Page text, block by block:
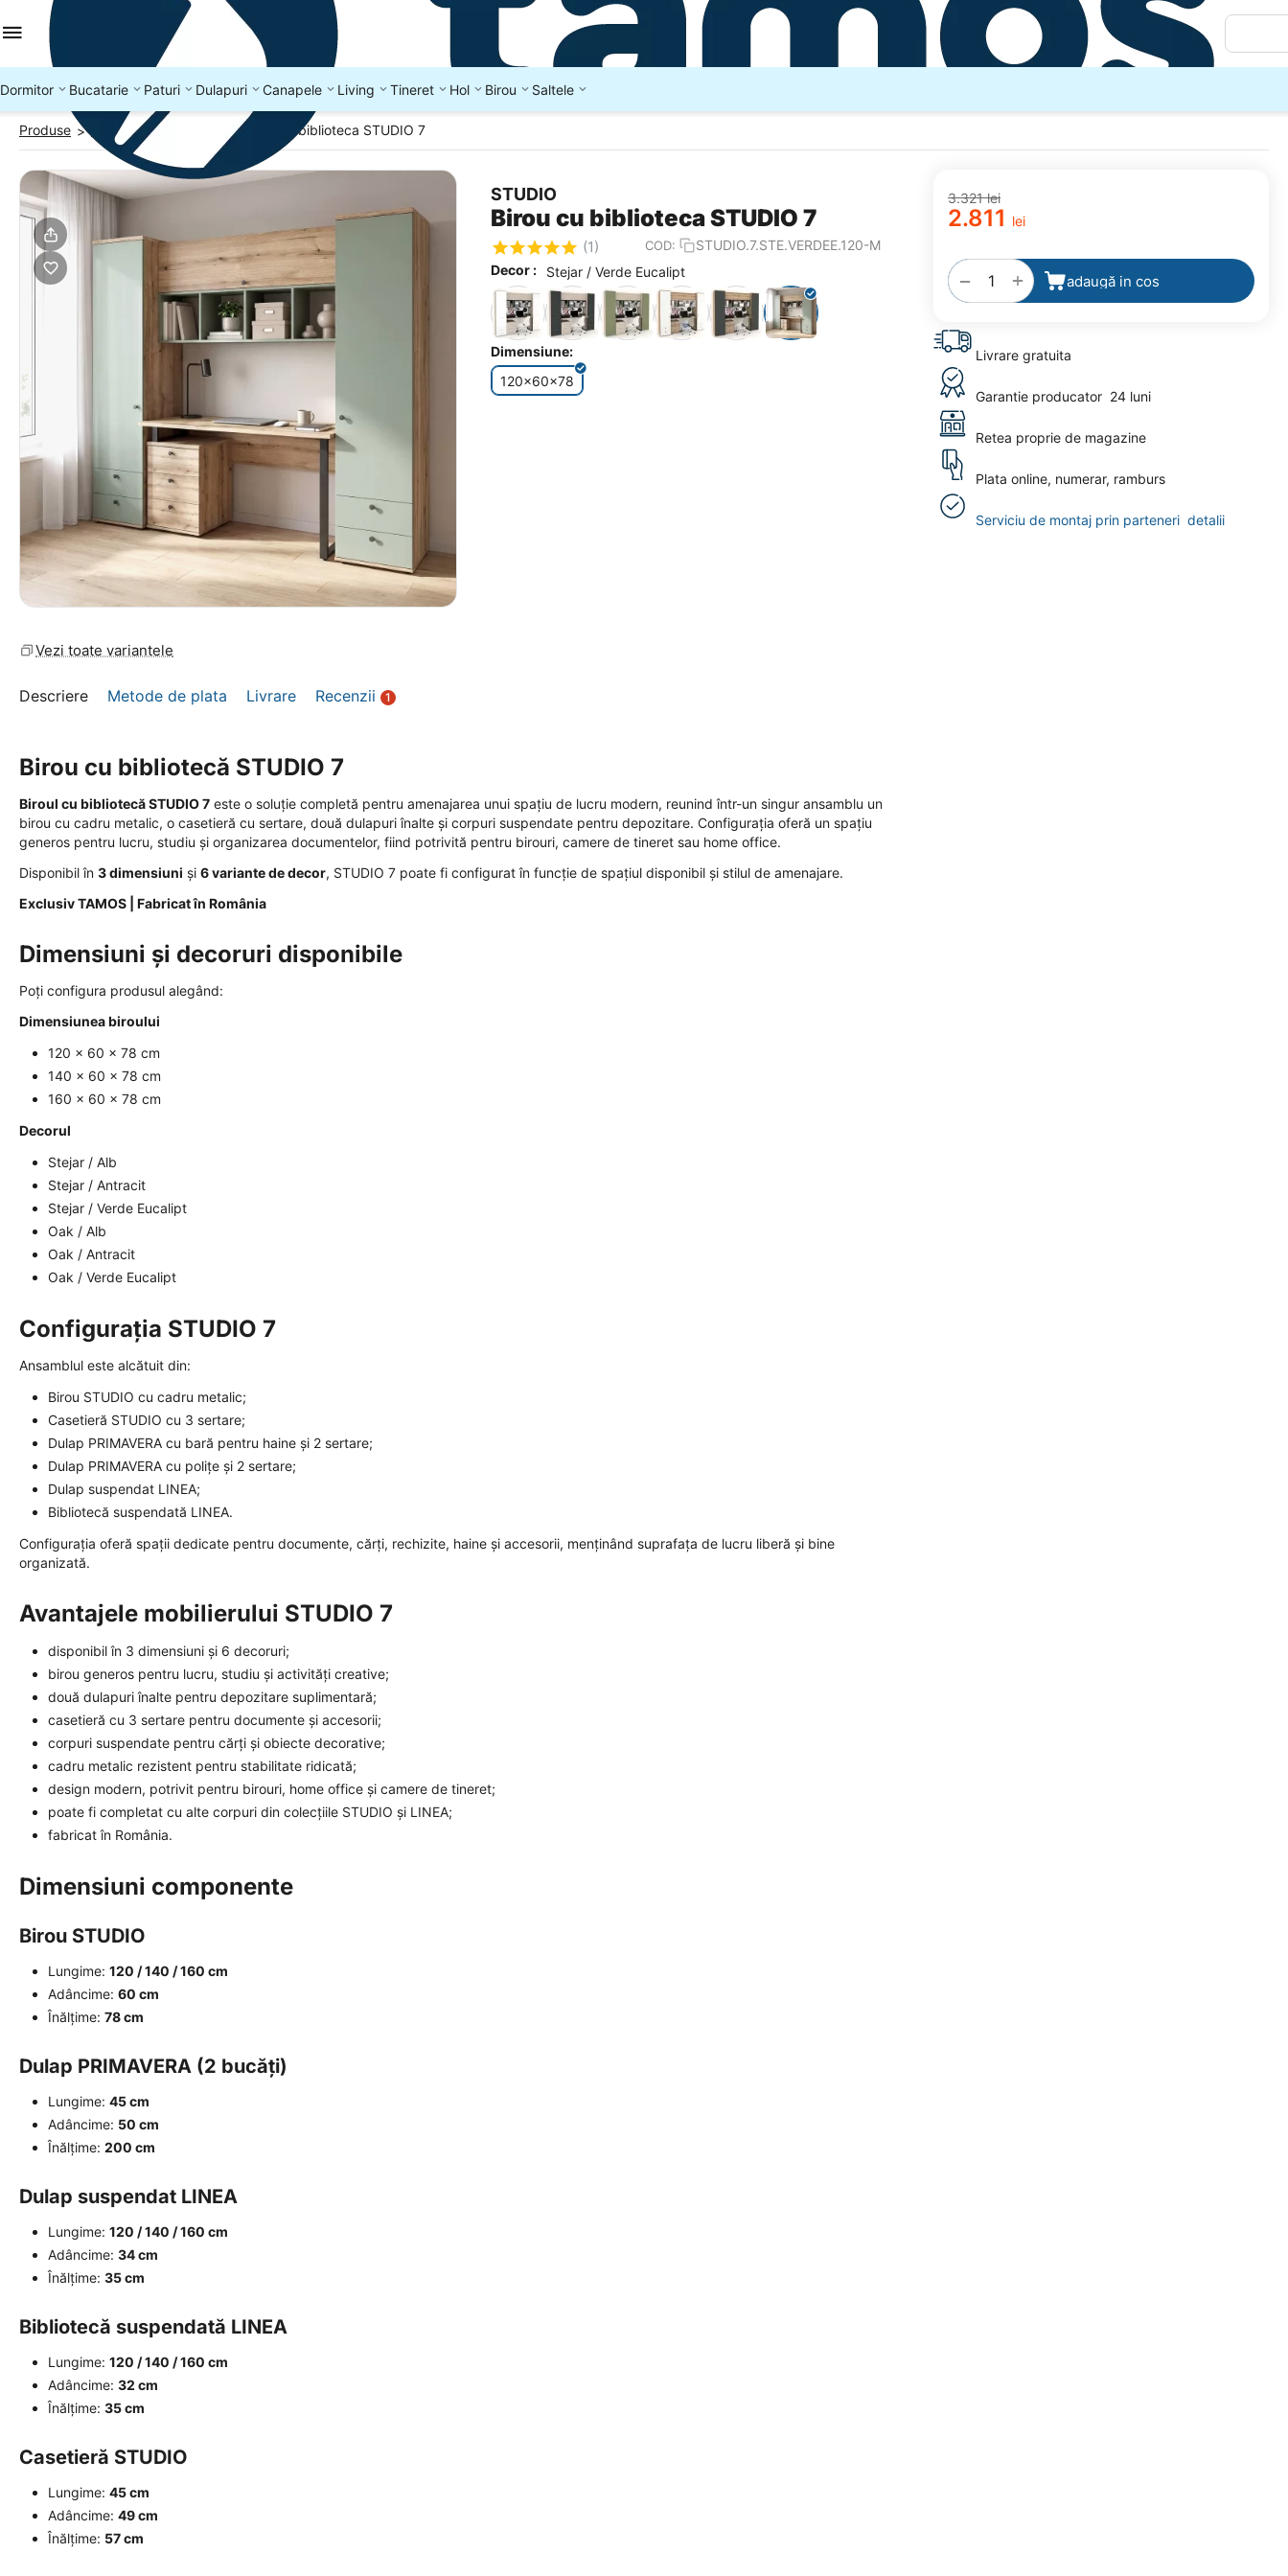
Dormitor Bucatarie Paturi Dulapuri Canapele Living Tineret Hol Birou Saltele
Produse > Birouri cu depozitare > Birou cu biblioteca STUDIO 7
STUDIO
Birou cu biblioteca STUDIO 7
(1) COD:
STUDIO.7.STE.VERDEE.120-M
Decor :
Stejar / Verde Eucalipt
Dimensiune:
120x60x78
3.321 lei
2.811 lei
+
− adaugă in cos
la
favorite
Livrare gratuita
Garantie producator 24 luni
Retea proprie de magazine
Plata online, numerar, ramburs
Serviciu de montaj prin parteneri detalii
Vezi toate variantele
Descriere Metode de plata Livrare Recenzii 1
Birou cu bibliotecă STUDIO 7
Biroul cu bibliotecă STUDIO 7 este o soluție completă pentru amenajarea unui spațiu de lucru modern, reunind într-un singur ansamblu un
birou cu cadru metalic, o casetieră cu sertare, două dulapuri înalte și corpuri suspendate pentru depozitare. Configurația oferă un spațiu
generos pentru lucru, studiu și organizarea documentelor, fiind potrivită pentru birouri, camere de tineret sau home office.
Disponibil în 3 dimensiuni și 6 variante de decor, STUDIO 7 poate fi configurat în funcție de spațiul disponibil și stilul de amenajare.
Exclusiv TAMOS | Fabricat în România
Dimensiuni și decoruri disponibile
Poți configura produsul alegând:
Dimensiunea biroului
120 × 60 × 78 cm
140 × 60 × 78 cm
160 × 60 × 78 cm
Decorul
Stejar / Alb
Stejar / Antracit
Stejar / Verde Eucalipt
Oak / Alb
Oak / Antracit
Oak / Verde Eucalipt
Configurația STUDIO 7
Ansamblul este alcătuit din:
Birou STUDIO cu cadru metalic;
Casetieră STUDIO cu 3 sertare;
Dulap PRIMAVERA cu bară pentru haine și 2 sertare;
Dulap PRIMAVERA cu polițe și 2 sertare;
Dulap suspendat LINEA;
Bibliotecă suspendată LINEA.
Configurația oferă spații dedicate pentru documente, cărți, rechizite, haine și accesorii, menținând suprafața de lucru liberă și bine
organizată.
Avantajele mobilierului STUDIO 7
disponibil în 3 dimensiuni și 6 decoruri;
birou generos pentru lucru, studiu și activități creative;
două dulapuri înalte pentru depozitare suplimentară;
casetieră cu 3 sertare pentru documente și accesorii;
corpuri suspendate pentru cărți și obiecte decorative;
cadru metalic rezistent pentru stabilitate ridicată;
design modern, potrivit pentru birouri, home office și camere de tineret;
poate fi completat cu alte corpuri din colecțiile STUDIO și LINEA;
fabricat în România.
Dimensiuni componente
Birou STUDIO
Lungime: 120 / 140 / 160 cm
Adâncime: 60 cm
Înălțime: 78 cm
Dulap PRIMAVERA (2 bucăți)
Lungime: 45 cm
Adâncime: 50 cm
Înălțime: 200 cm
Dulap suspendat LINEA
Lungime: 120 / 140 / 160 cm
Adâncime: 34 cm
Înălțime: 35 cm
Bibliotecă suspendată LINEA
Lungime: 120 / 140 / 160 cm
Adâncime: 32 cm
Înălțime: 35 cm
Casetieră STUDIO
Lungime: 45 cm
Adâncime: 49 cm
Înălțime: 57 cm